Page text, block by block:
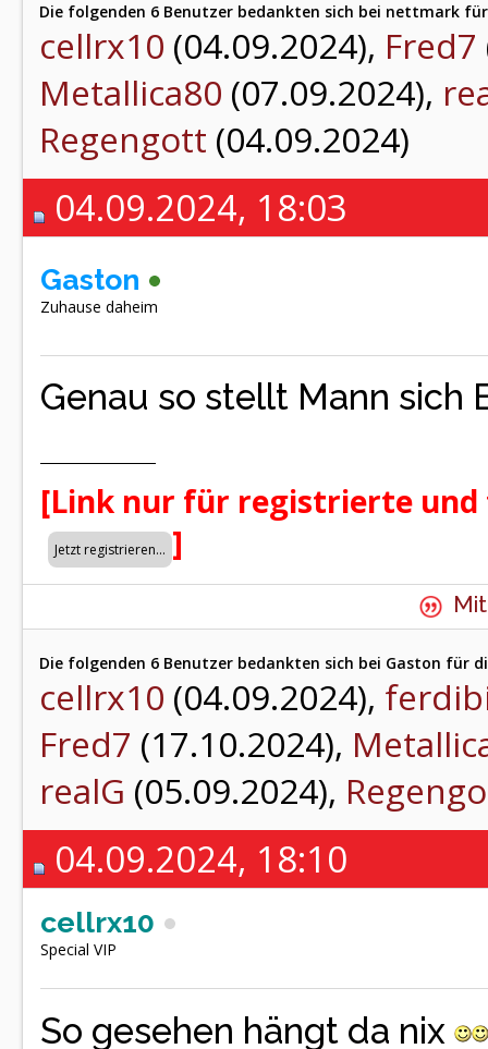
Die folgenden 6 Benutzer bedankten sich bei nettmark
cellrx10 (04.09.2024), Fred7
Metallica80 (07.09.2024),
Regengott (04.09.2024)
04.09.2024, 18:03
Gaston
Zuhause daheim
Genau so stellt Mann sich
[Link nur für registrierte
]
Die folgenden 6 Benutzer bedankten sich bei Gaston für
cellrx10 (04.09.2024),
Fred7 (17.10.2024),
realG (05.09.2024),
04.09.2024, 18:10
cellrx10
Special VIP
So gesehen hängt da nix